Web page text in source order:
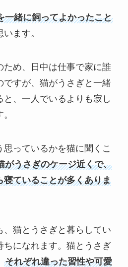
一緒に飼ってよかったこと
ます。
ため、日中は仕事で家に誰
ですが、猫がうさぎと一緒
、一人でいるよりも寂し
っているかを猫に聞くこ
がうさぎのケージ近くで、
寝ていることが多くありま
、猫とうさぎと暮らしてい
ちになれます。猫とうさぎ
それぞれ違った習性や可愛